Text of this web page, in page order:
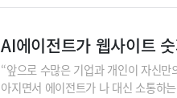
AI에이전트가 웹사이트
“앞으로 수많은 기업과 개인이 자신
아지면서 에이전트가 나 대신 소통하